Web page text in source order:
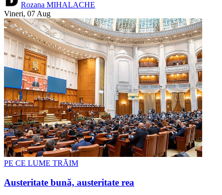
Rozana MIHALACHE
Vineri, 07 Aug
PE CE LUME TRĂIM
Austeritate bună, austeritate rea